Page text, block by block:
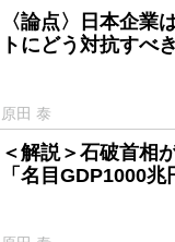
〈論点〉日本企業
トにどう対抗すべ
原田 泰
＜解説＞石破首相
「名目GDP1000